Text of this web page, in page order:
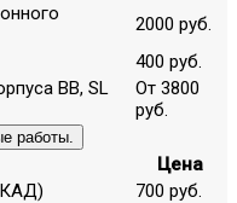
2000 руб.
400 руб.
ВВ, SL
От 3800
руб.
работы.
Цена
700 руб.